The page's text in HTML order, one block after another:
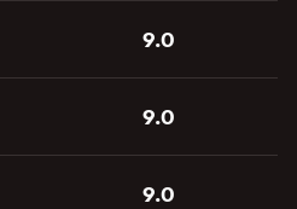
9.0
9.0
9.0